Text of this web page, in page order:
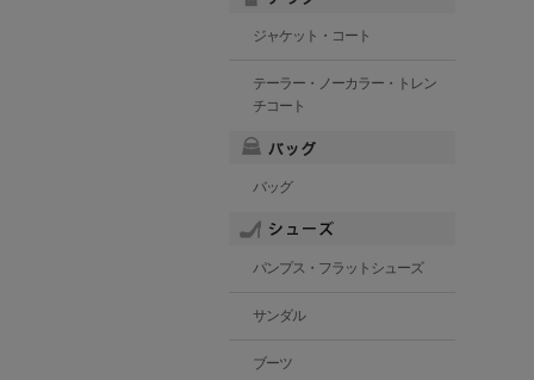
ジャケット・コート
テーラー・ノーカラー・トレン
チコート
バッグ
パンプス・フラットシューズ
サンダル
ブーツ